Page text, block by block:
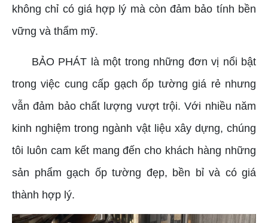
không chỉ có giá hợp lý mà còn đảm bảo tính bền
vững và thẩm mỹ.
BẢO PHÁT là một trong những đơn vị nổi bật
trong việc cung cấp gạch ốp tường giá rẻ nhưng
vẫn đảm bảo chất lượng vượt trội. Với nhiều năm
kinh nghiệm trong ngành vật liệu xây dựng, chúng
tôi luôn cam kết mang đến cho khách hàng những
sản phẩm gạch ốp tường đẹp, bền bỉ và có giá
thành hợp lý.